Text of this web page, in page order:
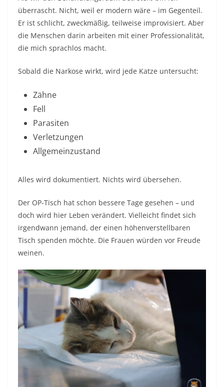
überrascht. Nicht, weil er modern wäre – im Gegenteil.
Er ist schlicht, zweckmäßig, teilweise improvisiert. Aber
die Menschen darin arbeiten mit einer Professionalität,
die mich sprachlos macht.
Sobald die Narkose wirkt, wird jede Katze untersucht:
Zähne
Fell
Parasiten
Verletzungen
Allgemeinzustand
Alles wird dokumentiert. Nichts wird übersehen.
Der OP-Tisch hat schon bessere Tage gesehen – und
doch wird hier Leben verändert. Vielleicht findet sich
irgendwann jemand, der einen höhenverstellbaren
Tisch spenden möchte. Die Frauen würden vor Freude
weinen.